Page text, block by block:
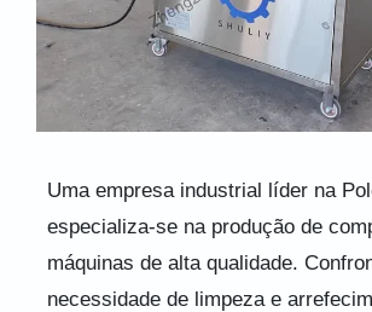
Uma empresa industrial líder na
especializa-se na produção de
máquinas de alta qualidade.
necessidade de limpeza e